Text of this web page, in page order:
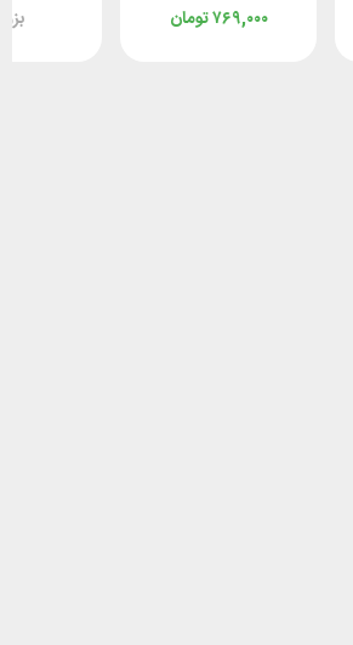
تومان۷۶۹,۰۰۰